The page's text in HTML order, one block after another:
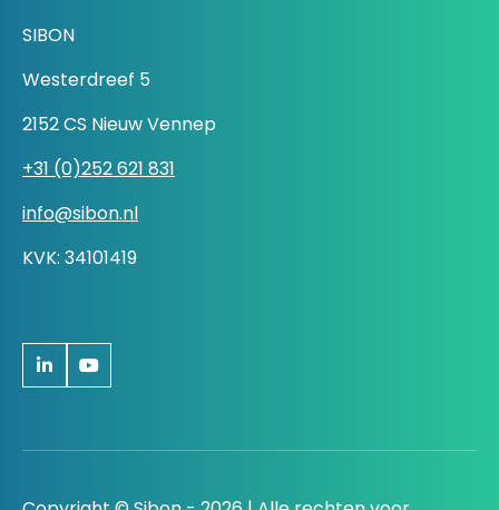
SIBON
Westerdreef 5
2152 CS Nieuw Vennep
+31 (0)252 621 831
info@sibon.nl
KVK: 34101419